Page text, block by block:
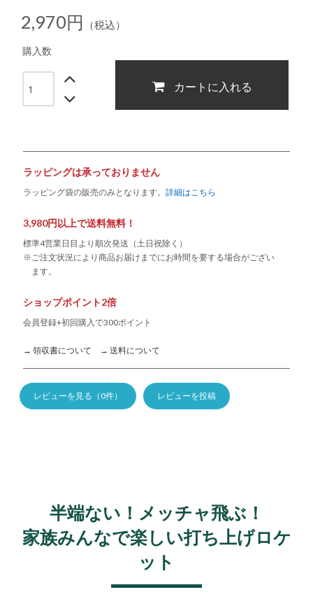
2,970円 （税込）
購入数
カートに入れる
ラッピングは承っておりません
ラッピング袋の販売のみとなります。詳細はこちら
3,980円以上で送料無料！
標準4営業日目より順次発送（土日祝除く）
※ご注文状況により商品お届けまでにお時間を要する場合がござい
ます。
ショップポイント2倍
会員登録+初回購入で300ポイント
→ 領収書について → 送料について
レビューを見る（0件） レビューを投稿
半端ない！メッチャ飛ぶ！
家族みんなで楽しい打ち上げロケ
ット